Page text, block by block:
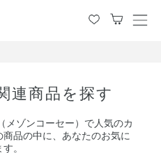
メ
連商品を探す
メゾンコーセー）で人気のカ
品の中に、あなたのお気に
。